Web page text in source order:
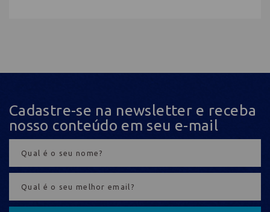
Cadastre-se na newsletter e receba
nosso conteúdo em seu e-mail